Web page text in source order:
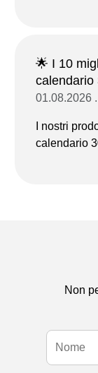
🌟 I 10
calendario
01.08.2026
I nostri
calendario
Non